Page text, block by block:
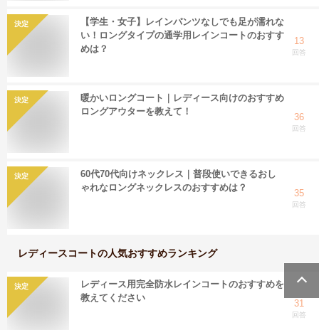
決定
【学生・女子】レインパンツなしでも足が濡れな
い！ロングタイプの通学用レインコートのおすす
めは？
13
回答
決定
暖かいロングコート｜レディース向けのおすすめ
ロングアウターを教えて！
36
回答
決定
60代70代向けネックレス｜普段使いできるおし
ゃれなロングネックレスのおすすめは？
35
回答
レディースコートの人気おすすめランキング
決定
レディース用完全防水レインコートのおすすめを
教えてください
31
回答